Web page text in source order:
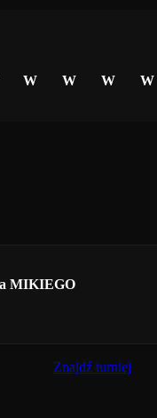
W W W W
MIKIEGO
Znajdź turniej